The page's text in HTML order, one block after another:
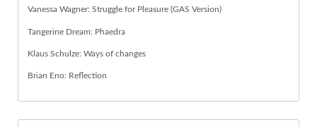
Vanessa Wagner: Struggle for Pleasure (GAS Version)
Tangerine Dream: Phaedra
Klaus Schulze: Ways of changes
Brian Eno: Reflection